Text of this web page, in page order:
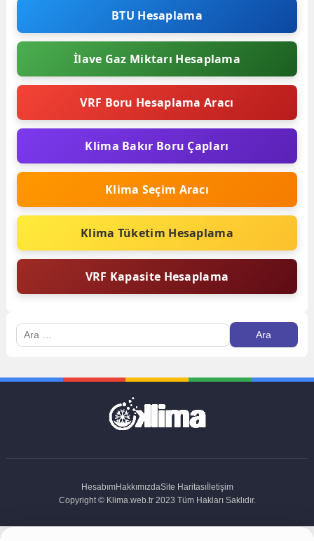
BTU Hesaplama
İlave Gaz Miktarı Hesaplama
VRF Boru Hesaplama Aracı
Klima Bakır Boru Çapları
Klima Seçim Aracı
Klima Tüketim Hesaplama
VRF Kapasite Hesaplama
Arama:
HesabımHakkımızdaSite Haritasıİletişim
Copyright © Klima.web.tr 2023 Tüm Hakları Saklıdır.